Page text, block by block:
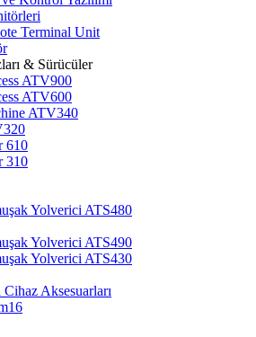
Terminal Unit
& Sürücüler
ATV900
ATV600
ATV340
610
310
Yolverici ATS480
Yolverici ATS490
Yolverici ATS430
Aksesuarları